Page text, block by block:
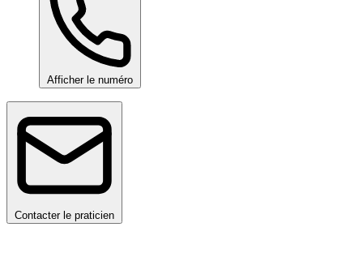
Afficher le numéro
Contacter le praticien